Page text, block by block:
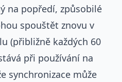
na popředí, způsobilé
spouštět znovu v
(přibližně každých 60
při používání na
synchronizace může